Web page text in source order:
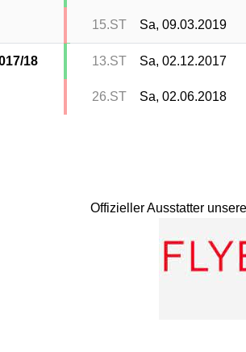
15.ST Sa, 09.03.2019
18 13.ST Sa, 02.12.2017
26.ST Sa, 02.06.2018
Offizieller Ausstatter